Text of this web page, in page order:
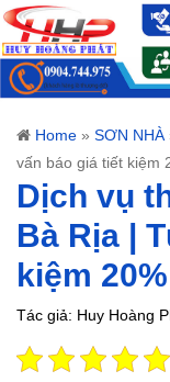
Home » SƠN NHÀ
vấn báo giá tiết kiệm
Dịch vụ
Bà Rịa |
kiệm 20%
Tác giả: Huy Hoàng